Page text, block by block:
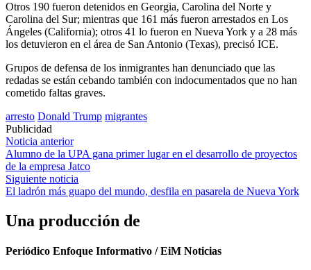
Otros 190 fueron detenidos en Georgia, Carolina del Norte y
Carolina del Sur; mientras que 161 más fueron arrestados en Los
Ángeles (California); otros 41 lo fueron en Nueva York y a 28 más
los detuvieron en el área de San Antonio (Texas), precisó ICE.
Grupos de defensa de los inmigrantes han denunciado que las
redadas se están cebando también con indocumentados que no han
cometido faltas graves.
arresto Donald Trump migrantes
Publicidad
Navegación
de
entradas
Noticia anterior
Alumno de la UPA gana primer lugar en el desarrollo de proyectos
de la empresa Jatco
Siguiente noticia
El ladrón más guapo del mundo, desfila en pasarela de Nueva York
Una producción de
Periódico Enfoque Informativo / EiM Noticias